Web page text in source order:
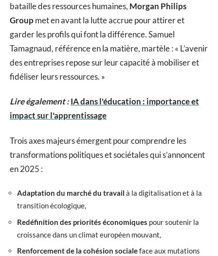
bataille des ressources humaines, Morgan Philips
Groupmet en avant la lutte accrue pour attirer et
garder les profils qui font la différence. Samuel
Tamagnaud, référence en la matière, martèle : « L’avenir
des entreprises repose sur leur capacité à mobiliser et
fidéliser leurs ressources. »
Lire également :IA dans l'éducation : importance et
impact sur l'apprentissage
Trois axes majeurs émergent pour comprendre les
transformations politiques et sociétales qui s’annoncent
en 2025 :
Adaptation du marché du travail à la digitalisation et à la
transition écologique,
Redéfinition des priorités économiques pour soutenir la
croissance dans un climat européen mouvant,
Renforcement de la cohésion socialeface aux mutations